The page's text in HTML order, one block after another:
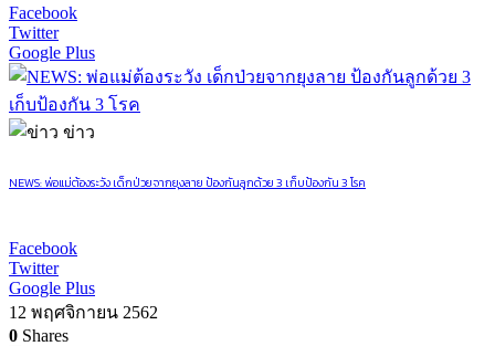
Facebook
Twitter
Google Plus
ข่าว
NEWS: พ่อแม่ต้องระวัง เด็กป่วยจากยุงลาย ป้องกันลูกด้วย 3 เก็บป้องกัน 3 โรค
Facebook
Twitter
Google Plus
12 พฤศจิกายน 2562
0 Shares